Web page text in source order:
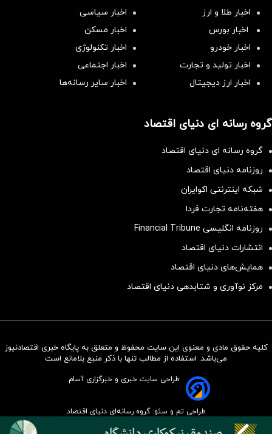
سرمایه‌گذاری همسنگ با شاخص
اخبار طلا و ارز
اخبار سیاسی
اخبار بورس
اخبار مسکن
اخبار خودرو
اخبار تکنولوژی
اخبار تولید و تجارت
اخبار اجتماعی
اخبار ارز دیجیتال
اخبار سایر رسانه‌‌ها
گروه رسانه ای دنیای اقتصاد
گروه رسانه ای دنیای اقتصاد
روزنامه دنیای اقتصاد
شبکه اینترنتی اکوایران
هفته‌نامه تجارت فردا
روزنامه انگلیسی Financial Tribune
انتشارات دنیای اقتصاد
همایش‌های دنیای اقتصاد
مرکز نوآوری و شتابدهی دنیای اقتصاد
کلیه حقوق مادی و معنوی این سایت محفوظ و متعلق به پایگاه خبری اقتصادنیوز
می‌باشد. استفاده از مطالب تنها با ذکر منبع بلامانع است
طراحی سایت خبری و خبرگزاری آسام
طراحی تم و سئو: گروه رسانه‌ای دنیای اقتصاد